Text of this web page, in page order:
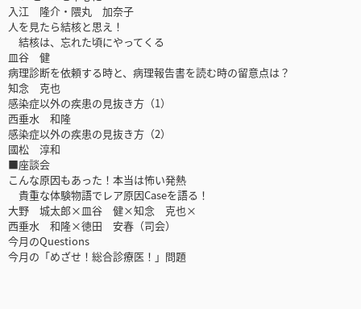
入江 隆介・隈丸 加奈子
人を見たら結核と思え！
結核は、忘れた頃にやってくる
皿谷 健
病理診断を依頼する時と、病理報告書を読む時の留意点は？
知念 克也
感染症以外の疾患の見抜き方（1）
西垂水 和隆
感染症以外の疾患の見抜き方（2）
國松 淳和
■座談会
こんな原因もあった！本当は怖い発熱
貴重な体験物語でレア原因Caseを語る！
大野 城太郎×皿谷 健×知念 克也×
西垂水 和隆×徳田 安春（司会）
今月のQuestions
今月の「めざせ！総合診療医！」問題